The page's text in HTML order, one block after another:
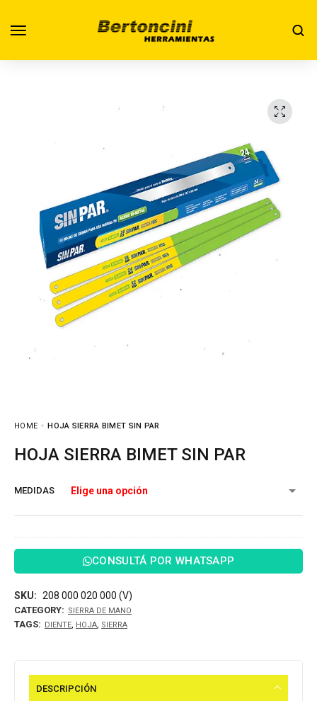
HOME HOJA SIERRA BIMET SIN PAR
HOJA SIERRA BIMET SIN PAR
MEDIDAS
CONSULTÁ POR WHATSAPP
SKU: 208 000 020 000 (V)
CATEGORY: SIERRA DE MANO
TAGS: DIENTE, HOJA, SIERRA
DESCRIPCIÓN